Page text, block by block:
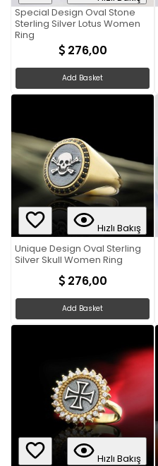
Special Design Oval Stone
Sterling Silver Lotus Women
Ring
276,00
Add Basket
Hızlı Bakış
Unique Design Oval Sterling
Silver Skull Women Ring
276,00
Add Basket
Hızlı Bakış